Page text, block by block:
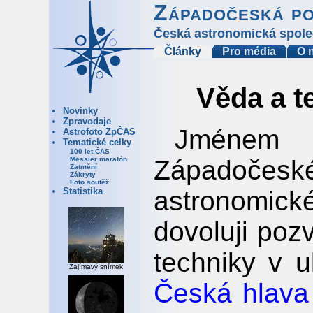
Západočeská
Česká astronomická
Články Pro média O
Novinky
Zpravodaje
Astrofoto ZpČAS
Tematické celky
100 let ČAS
Messier maratón
Zatmění
Zákryty
Foto soutěž
Statistika
Zajímavý snímek
Věda a
dovoluji
techniky v
Česká hlava